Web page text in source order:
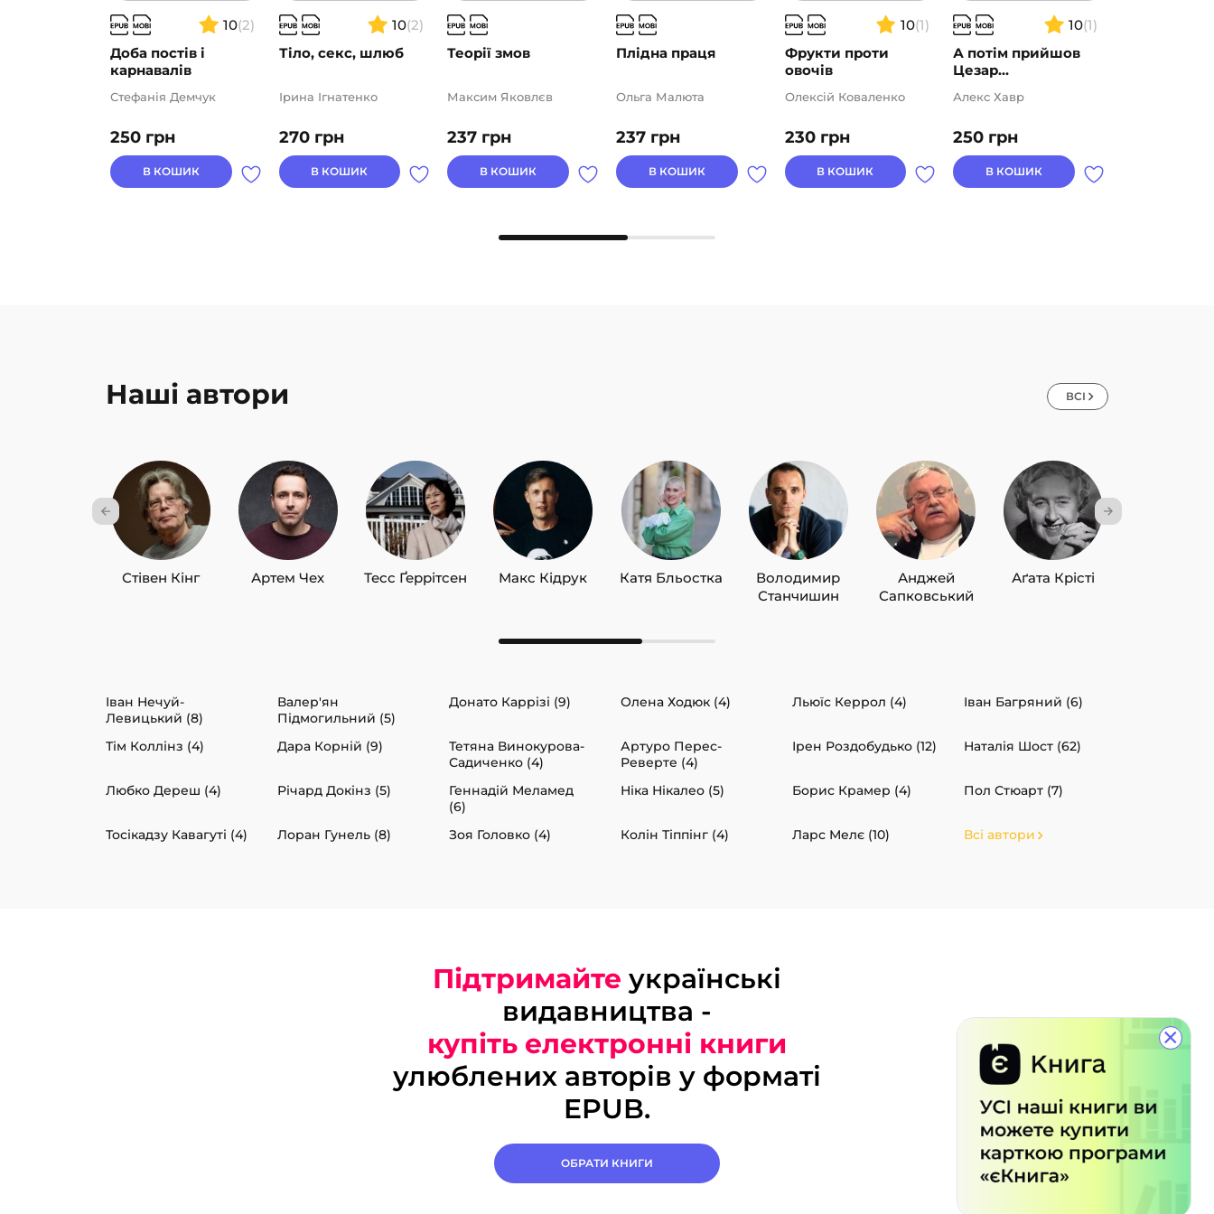
×
10(2)
Доба постів і
карнавалів
250 грн
Стефанія Демчук
В КОШИК
10(2)
Тіло, секс, шлюб
270 грн
Ірина Ігнатенко
В КОШИК
Теорії змов
237 грн
Максим Яковлєв
В КОШИК
Плідна праця
237 грн
Ольга Малюта
В КОШИК
10(1)
Фрукти проти
овочів
230 грн
Олексій Коваленко
В КОШИК
10(1)
А потім прийшов
Цезар…
250 грн
Алекс Хавр
В КОШИК
Наші автори ВСІ
Стівен Кінг Артем Чех Тесс Ґеррітсен Макс Кідрук Катя Бльостка
Володимир
Станчишин
Анджей
Сапковський
Аґата Крісті
Іван Нечуй-
Левицький (8)
Валер'ян
Підмогильний (5)
Донато Каррізі (9) Олена Ходюк (4) Льюїс Керрол (4) Іван Багряний (6)
Тім Коллінз (4) Дара Корній (9)
Тетяна Винокурова-
Садиченко (4)
Артуро Перес-
Реверте (4)
Ірен Роздобудько (12) Наталія Шост (62)
Любко Дереш (4) Річард Докінз (5)
Геннадій Меламед
(6)
Ніка Нікалео (5) Борис Крамер (4) Пол Стюарт (7)
Тосікадзу Кавагуті (4) Лоран Гунель (8) Зоя Головко (4) Колін Тіппінг (4) Ларс Мелє (10) Всі автори
Підтримайте українські
видавництва -
купіть електронні книги
улюблених авторів у форматі
EPUB.
ОБРАТИ КНИГИ